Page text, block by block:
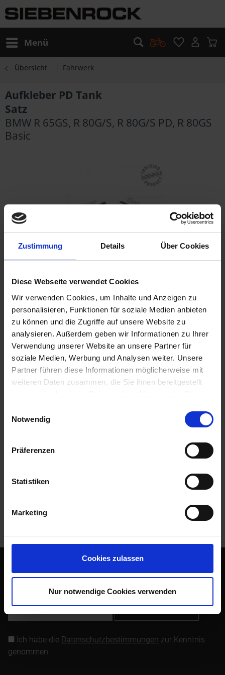
Zustimmung Details Über Cookies
Diese Webseite verwendet Cookies
Wir verwenden Cookies, um Inhalte und Anzeigen zu
personalisieren, Funktionen für soziale Medien anbieten
zu können und die Zugriffe auf unsere Website zu
analysieren. Außerdem geben wir Informationen zu Ihrer
Verwendung unserer Website an unsere Partner für
soziale Medien, Werbung und Analysen weiter. Unsere
Partner führen diese Informationen möglicherweise mit
weiteren Daten zusammen, die Sie ihnen bereitgestellt
haben oder die sie im Rahmen Ihrer Nutzung der Dienste
Cookies, wenn Sie unsere Webseite weiterhin nutzen.
Notwendig
Präferenzen
Statistiken
Marketing
Cookies zulassen
Nur notwendige Cookies verwenden
Menü
Übersicht Fahrwerk
Aufkleber PD Tank
Satz
BMW R 65GS, R 80G/S, R 80G/S PD, R 80GS
Basic
89,50 €
inkl. ges. USt.,zzgl. Versandkosten
Sofort versandfertig, Lieferzeit ca. 2-4 Werktage innerhalb
Deutschlands
Warenkorb
Merken Bewerten
Artikel Nr.: 5114900
Klebefolie blau-violett-rot. Satz bestehend aus: Art.Nr.
Bewertungen lesen, schreiben und diskutieren...
mehr
Abonnieren Sie den kostenlosen Newsletter und verpassen
Ich habe die Datenschutzbestimmungen zur Kenntnis
genommen.